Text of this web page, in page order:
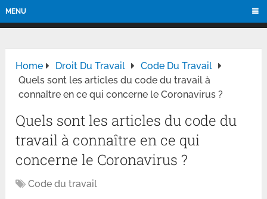
MENU
Home Droit Du Travail
Code Du Travail
Quels sont les articles du code du travail à
connaître en ce qui concerne le Coronavirus ?
Quels sont les articles du code du
travail à connaître en ce qui
concerne le Coronavirus ?
Code du travail